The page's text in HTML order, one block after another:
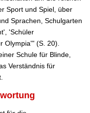
Sport und Spiel, über
Sprachen, Schulgarten
'Schüler
Olympia'" (S. 20).
Schule für Blinde,
Verständnis für